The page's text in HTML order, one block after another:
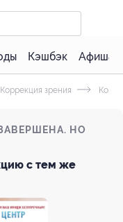
Кэшбэк Афиша
Коррекция зрения
НО
с тем же